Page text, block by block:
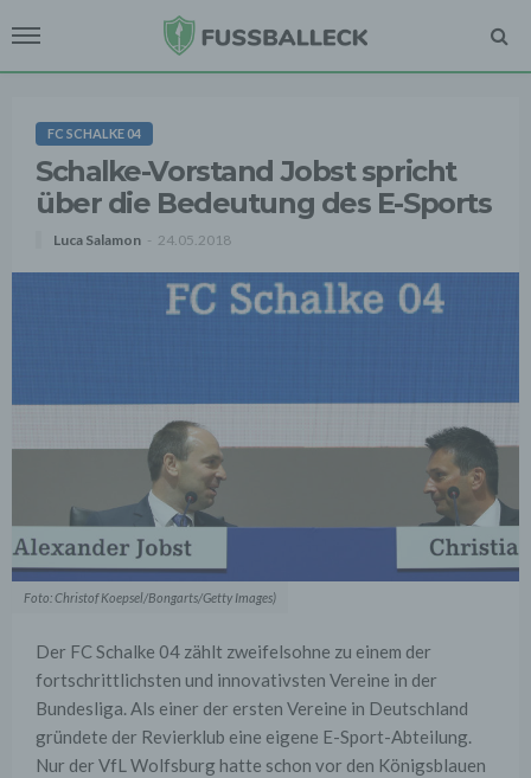
FC SCHALKE 04
Schalke-Vorstand Jobst spricht
über die Bedeutung des E-Sports
Luca Salamon 24.05.2018
Foto: Christof Koepsel/Bongarts/Getty Images)
Der FC Schalke 04 zählt zweifelsohne zu einem der
fortschrittlichsten und innovativsten Vereine in der
Bundesliga. Als einer der ersten Vereine in Deutschland
gründete der Revierklub eine eigene E-Sport-Abteilung.
Nur der VfL Wolfsburg hatte schon vor den Königsblauen